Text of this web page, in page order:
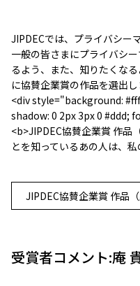
JIPDECでは、プライバシー
一般の皆さまにプライバシ
るよう、また、知りたくな
に協賛企業賞の作品を選出し
<div style="background:
shadow: 0 2px 3px 0 #ddd;
<b>JIPDEC協賛企業賞 作品
とを知っているあの人は、
JIPDEC協賛企業賞 作品
受賞者コメント:庵